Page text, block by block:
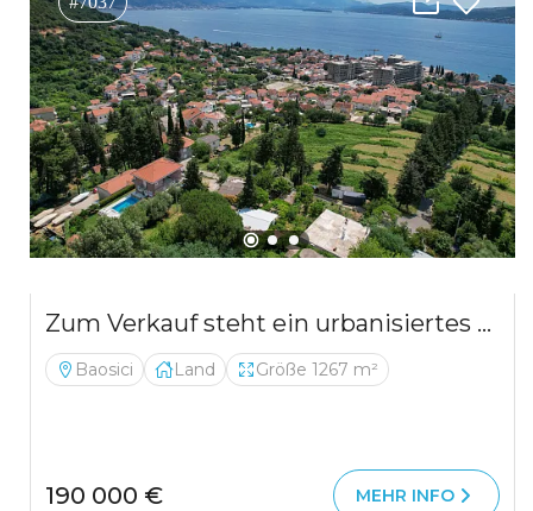
Zum Verkauf steht ein urbanisiertes Baugrundstück mit einer Gesamtfläche von 1.267 m²,
Baosici Land Größe 1267 m²
190 000 € MEHR INFO